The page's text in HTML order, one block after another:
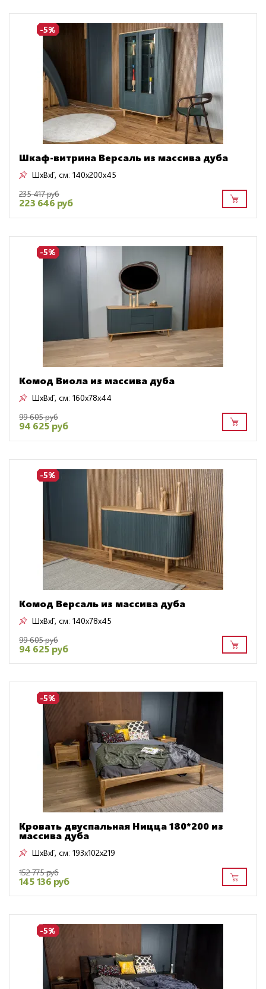
-5%
Шкаф-витрина Версаль из массива дуба
ШxВxГ, см: 140x200x45
235 417 руб
223 646 руб
-5%
Комод Виола из массива дуба
ШxВxГ, см: 160x78x44
99 605 руб
94 625 руб
-5%
Комод Версаль из массива дуба
ШxВxГ, см: 140x78x45
99 605 руб
94 625 руб
-5%
Кровать двуспальная Ницца 180*200 из
массива дуба
ШxВxГ, см: 193x102x219
152 775 руб
145 136 руб
-5%